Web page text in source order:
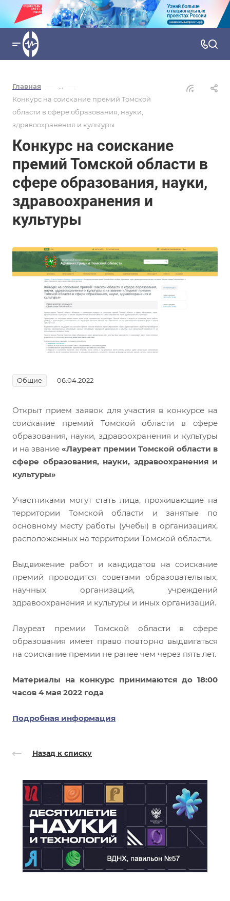
Главная — ... —
Конкурс на соискание премий Томской
области в сфере образования, науки,
здравоохранения и культуры
Конкурс на соискание
премий Томской области в
сфере образования, науки,
здравоохранения и
культуры
Общие 06.04.2022
Открыт прием заявок для участия в конкурсе на
соискание премий Томской области в сфере
образования, науки, здравоохранения и культуры
и на звание«Лауреат премии Томской области в
сфере образования, науки, здравоохранения и
культуры»
Участниками могут стать лица, проживающие на
территории Томской области и занятые по
основному месту работы (учебы) в организациях,
расположенных на территории Томской области.
Выдвижение работ и кандидатов на соискание
премий проводится советами образовательных,
научных организаций, учреждений
здравоохранения и культуры и иных организаций.
Лауреат премии Томской области в сфере
образования имеет право повторно выдвигаться
на соискание премии не ранее чем через пять лет.
Материалы на конкурс принимаются до 18:00
часов 4 мая 2022 года
Подробная информация
Назад к списку